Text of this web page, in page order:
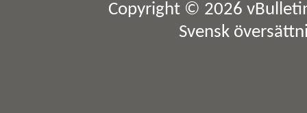
Copyright © 2026
Svensk